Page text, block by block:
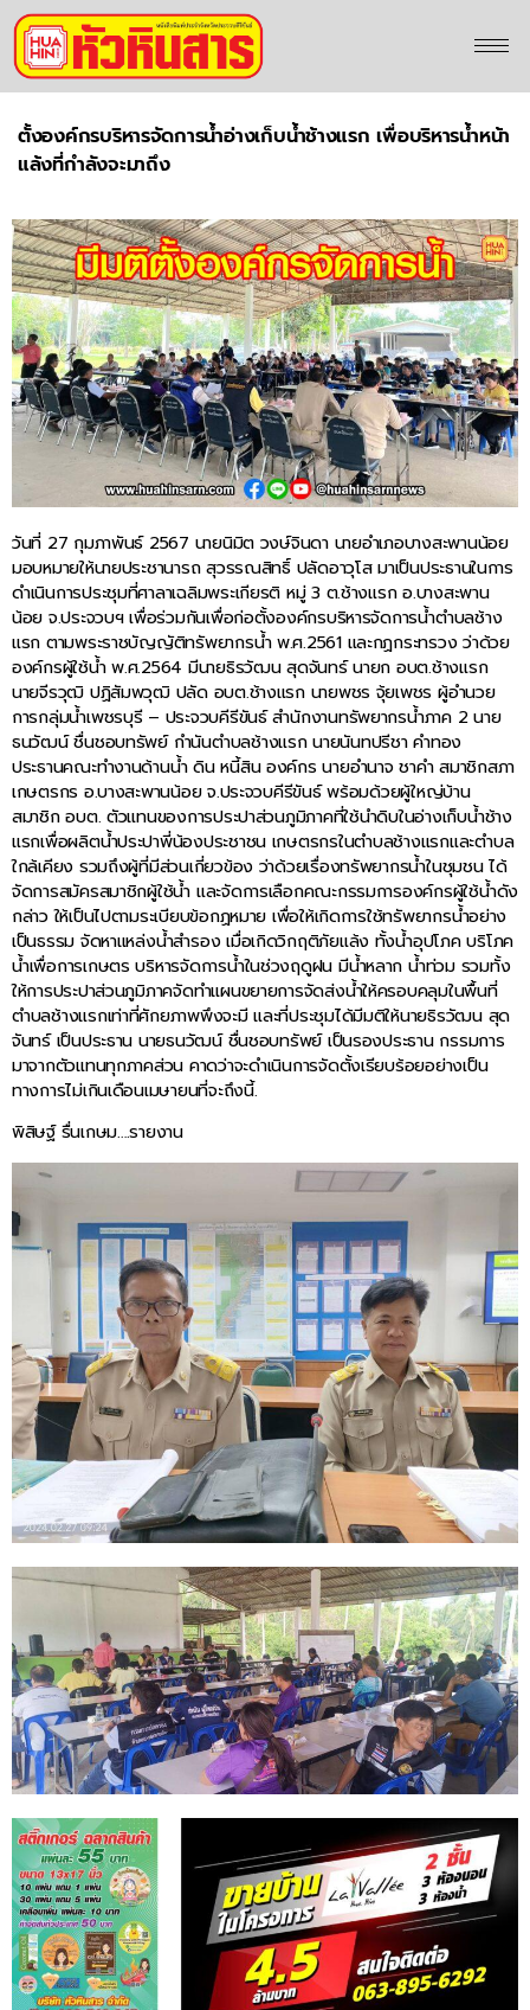
ตั้งองค์กรบริหารจัดการน้ำอ่างเก็บน้ำช้างแรก เพื่อบริหารน้ำหน้า
แล้งที่กำลังจะมาถึง
วันที่ 27 กุมภาพันธ์ 2567 นายนิมิต วงษ์จินดา นายอำเภอบางสะพานน้อย
มอบหมายให้นายประชานารถ สุวรรณสิทธิ์ ปลัดอาวุโส มาเป็นประธานในการ
ดำเนินการประชุมที่ศาลาเฉลิมพระเกียรติ หมู่ 3 ต.ช้างแรก อ.บางสะพาน
น้อย จ.ประจวบฯ เพื่อร่วมกันเพื่อก่อตั้งองค์กรบริหารจัดการน้ำตำบลช้าง
แรก ตามพระราชบัญญัติทรัพยากรน้ำ พ.ศ.2561 และกฏกระทรวง ว่าด้วย
องค์กรผู้ใช้น้ำ พ.ศ.2564 มีนายธิรวัฒน สุดจันทร์ นายก อบต.ช้างแรก
นายจีรวุฒิ ปฏิสัมพวุฒิ ปลัด อบต.ช้างแรก นายพชร จุ้ยเพชร ผู้อำนวย
การกลุ่มน้ำเพชรบุรี – ประจวบคีรีขันธ์ สำนักงานทรัพยากรน้ำภาค 2 นาย
ธนวัฒน์ ชื่นชอบทรัพย์ กำนันตำบลช้างแรก นายนันทปรีชา คำทอง
ประธานคณะทำงานด้านน้ำ ดิน หนี้สิน องค์กร นายอำนาจ ชาคำ สมาชิกสภา
เกษตรกร อ.บางสะพานน้อย จ.ประจวบคีรีขันธ์ พร้อมด้วยผู้ใหญ่บ้าน
สมาชิก อบต. ตัวแทนของการประปาส่วนภูมิภาคที่ใช้นำดิบในอ่างเก็บน้ำช้าง
แรกเพื่อผลิตน้ำประปาพี่น้องประชาชน เกษตรกรในตำบลช้างแรกและตำบล
ใกล้เคียง รวมถึงผู้ที่มีส่วนเกี่ยวข้อง ว่าด้วยเรื่องทรัพยากรน้ำในชุมชน ได้
จัดการสมัครสมาชิกผู้ใช้น้ำ และจัดการเลือกคณะกรรมการองค์กรผู้ใช้น้ำดัง
กล่าว ให้เป็นไปตามระเบียบข้อกฏหมาย เพื่อให้เกิดการใช้ทรัพยากรน้ำอย่าง
เป็นธรรม จัดหาแหล่งน้ำสำรอง เมื่อเกิดวิกฤติภัยแล้ง ทั้งน้ำอุปโภค บริโภค
น้ำเพื่อการเกษตร บริหารจัดการน้ำในช่วงฤดูฝน มีน้ำหลาก น้ำท่วม รวมทั้ง
ให้การประปาส่วนภูมิภาคจัดทำแผนขยายการจัดส่งน้ำให้ครอบคลุมในพื้นที่
ตำบลช้างแรกเท่าที่ศักยภาพพึงจะมี และที่ประชุมได้มีมติให้นายธิรวัฒน สุด
จันทร์ เป็นประธาน นายธนวัฒน์ ชื่นชอบทรัพย์ เป็นรองประธาน กรรมการ
มาจากตัวแทนทุกภาคส่วน คาดว่าจะดำเนินการจัดตั้งเรียบร้อยอย่างเป็น
ทางการไม่เกินเดือนเมษายนที่จะถึงนี้.
พิสิษฐ์ รื่นเกษม….รายงาน